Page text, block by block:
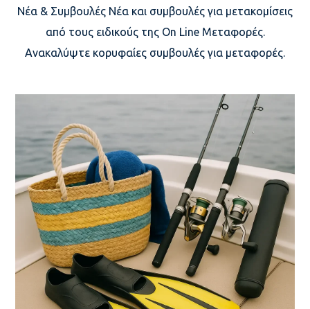
Νέα & Συμβουλές Νέα και συμβουλές για μετακομίσεις
από τους ειδικούς της On Line Μεταφορές.
Ανακαλύψτε κορυφαίες συμβουλές για μεταφορές.